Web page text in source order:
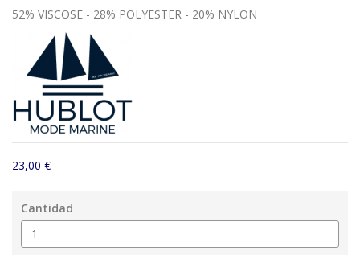
52% VISCOSE - 28% POLYESTER - 20% NYLON
23,00 €
Cantidad